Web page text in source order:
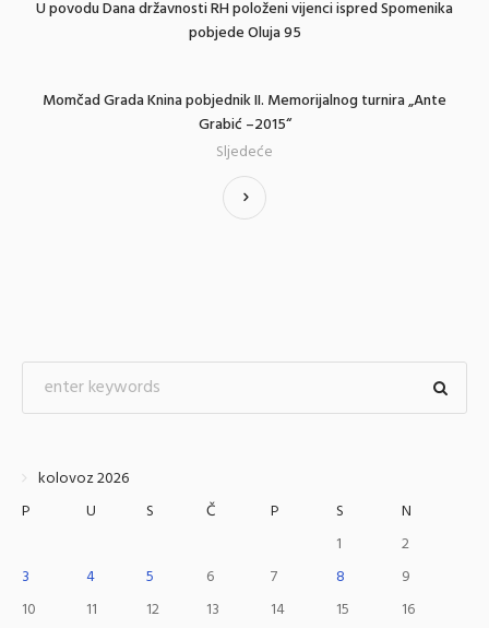
U povodu Dana državnosti RH položeni vijenci ispred Spomenika
pobjede Oluja 95
Momčad Grada Knina pobjednik II. Memorijalnog turnira „Ante
Grabić –2015“
Sljedeće
kolovoz 2026
P
U S Č P S
N
1
2
3
4 5 6 7 8
9
10
11 12 13 14 15
16